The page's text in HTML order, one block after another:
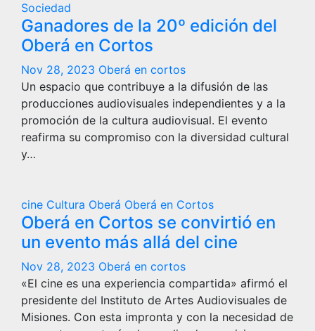
Sociedad
Ganadores de la 20º edición del
Oberá en Cortos
Nov 28, 2023 Oberá en cortos
Un espacio que contribuye a la difusión de las
producciones audiovisuales independientes y a la
promoción de la cultura audiovisual. El evento
reafirma su compromiso con la diversidad cultural
y…
cine Cultura Oberá Oberá en Cortos
Oberá en Cortos se convirtió en
un evento más allá del cine
Nov 28, 2023 Oberá en cortos
«El cine es una experiencia compartida» afirmó el
presidente del Instituto de Artes Audiovisuales de
Misiones. Con esta impronta y con la necesidad de